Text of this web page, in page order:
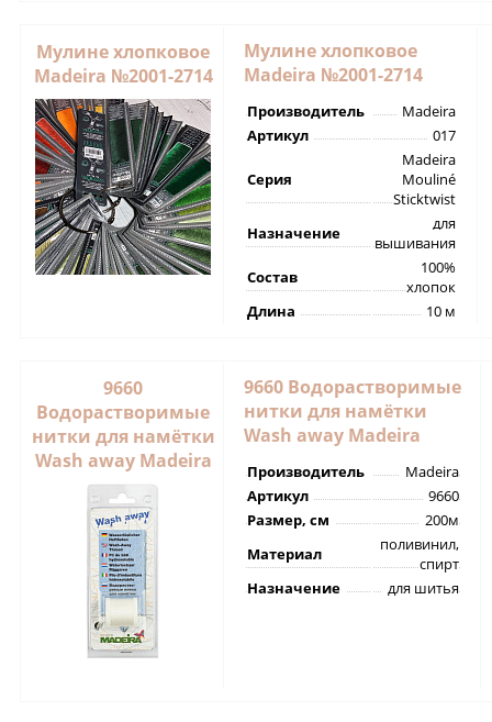
Мулине хлопковое
Madeira №2001-2714
Мулине хлопковое
Madeira №2001-2714
Производитель
Madeira
Артикул
017
Серия
Madeira
Mouliné
Sticktwist
Назначение
для
вышивания
Состав
100%
хлопок
Длина
10 м
9660
Водорастворимые
нитки для намётки
Wash away Madeira
9660 Водорастворимые
нитки для намётки
Wash away Madeira
Производитель
Madeira
Артикул
9660
Размер, см
200м
Материал
поливинил,
спирт
Назначение
для шитья